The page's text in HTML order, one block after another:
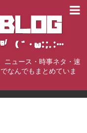
ニュース・時事ネタ・速
なんでもまとめていま